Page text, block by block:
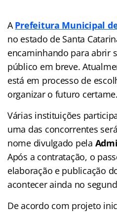
APrefeitura Municipal
no estado de Santa
encaminhando para abrir
público em breve.
está em processo de
organizar o futuro certame.
Várias instituições
uma das concorrentes
nome divulgado pela
Após a contratação, o
elaboração e publicação
acontecer ainda no
De acordo com projeto